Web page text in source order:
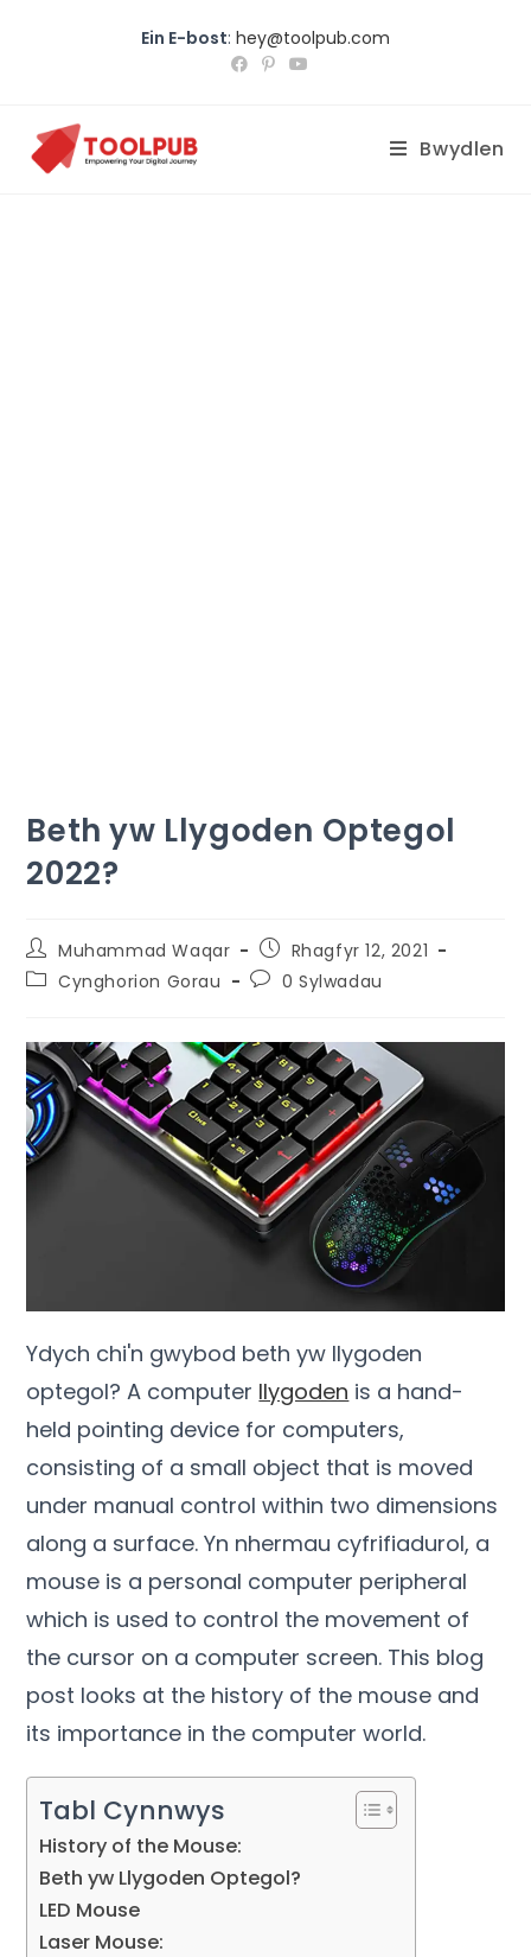
Ein E-bost: hey@toolpub.com
Bwydlen
Beth yw Llygoden Optegol
2022?
Muhammad Waqar
Rhagfyr 12, 2021
Cynghorion Gorau
0 Sylwadau
Ydych chi'n gwybod beth yw llygoden
optegol?A computer llygoden is a hand-
held pointing device for computers,
consisting of a small object that is moved
under manual control within two dimensions
along a surface. Yn nhermau cyfrifiadurol, a
mouse is a personal computer peripheral
which is used to control the movement of
the cursor on a computer screen. This blog
post looks at the history of the mouse and
its importance in the computer world.
Tabl Cynnwys
History of the Mouse:
Beth yw Llygoden Optegol?
LED Mouse
Laser Mouse: